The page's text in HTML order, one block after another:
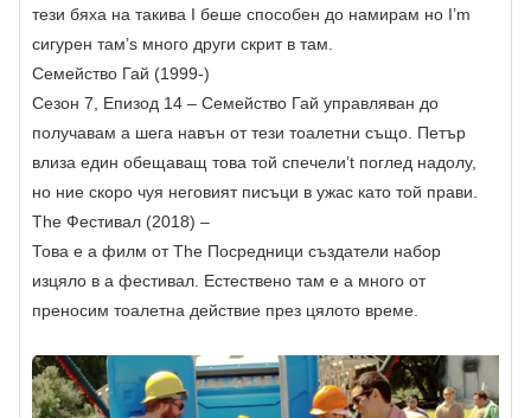
тези бяха на такива I беше способен до намирам но I’m
сигурен там’s много други скрит в там.
Семейство Гай (1999-)
Сезон 7, Епизод 14 – Семейство Гай управляван до
получавам a шега навън от тези тоалетни също. Петър
влиза един обещаващ това той спечели’t поглед надолу,
но ние скоро чуя неговият писъци в ужас като той прави.
The Фестивал (2018) –
Това е a филм от The Посредници създатели набор
изцяло в a фестивал. Естествено там е a много от
преносим тоалетна действие през цялото време.